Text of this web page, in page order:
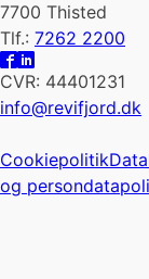
7700 Thisted
Tlf.: 7262 2200
CVR: 44401231
info@revifjord.dk
Cookiepolitik
og